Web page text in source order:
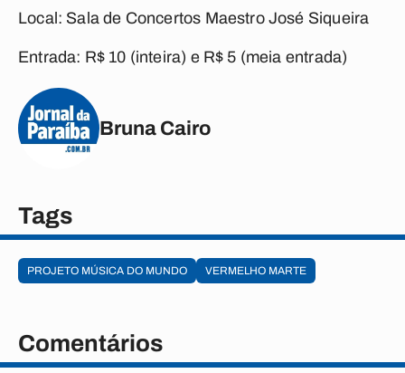
Local: Sala de Concertos Maestro José Siqueira
Entrada: R$ 10 (inteira) e R$ 5 (meia entrada)
Bruna Cairo
Tags
PROJETO MÚSICA DO MUNDO VERMELHO MARTE
Comentários